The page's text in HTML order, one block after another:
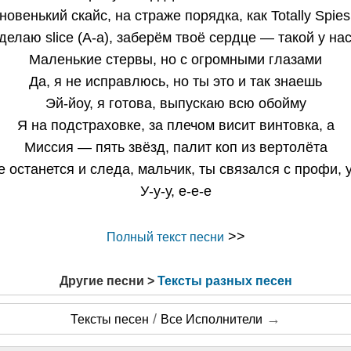
скайс, на страже порядка, как Totally
slice (А-а), заберём твоё сердце — такой у
Маленькие стервы, но с огромными глазами
Да, я не исправлюсь, но ты это и так знаешь
Эй-йоу, я готова, выпускаю всю обойму
Я на подстраховке, за плечом висит винтовка, а
Миссия — пять звёзд, палит коп из вертолёта
останется и следа, мальчик, ты связался с профи,
У-у-у, е-е-е
Полный текст песни >>
Другие песни > Тексты разных песен
Тексты песен / Все Исполнители →